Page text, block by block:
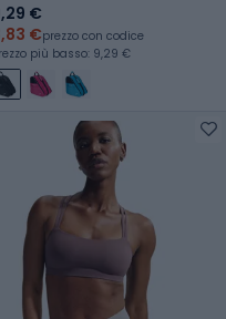
€
€prezzo con codice
più basso: 9,29 €